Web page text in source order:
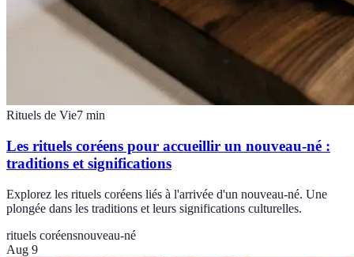
Rituels de Vie7 min
Les rituels coréens pour accueillir un nouveau-né :
traditions et significations
Explorez les rituels coréens liés à l'arrivée d'un nouveau-né. Une
plongée dans les traditions et leurs significations culturelles.
rituels coréensnouveau-né
Aug 9